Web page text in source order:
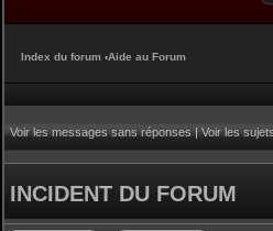
Index du forum ‹Aide au Forum
Voir les messages sans réponses|Voir les
INCIDENT DU FORUM